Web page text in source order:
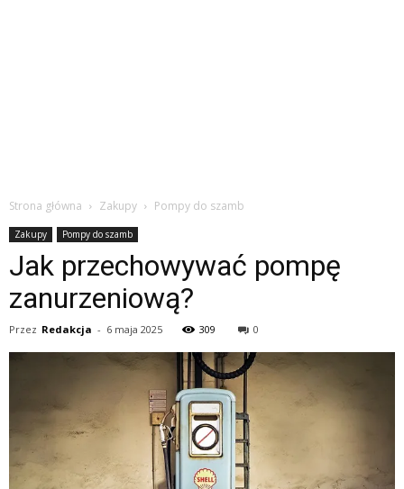
Strona główna Zakupy Pompy do szamb
Zakupy Pompy do szamb
Jak przechowywać pompę
zanurzeniową?
Przez Redakcja - 6 maja 2025 309 0